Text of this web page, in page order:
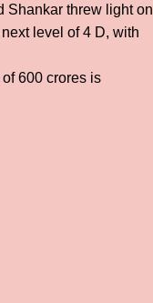
Shankar threw light on
level of 4 D, with
600 crores is